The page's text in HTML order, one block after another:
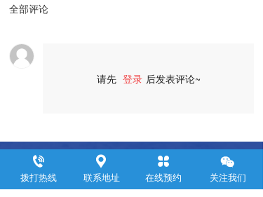
全部评论
请先 登录 后发表评论~
浙江聚邦控股集团有限公司
     Zhejiang Jubang  Group Co .,  Ltd.
拨打热线 联系地址 在线预约 关注我们